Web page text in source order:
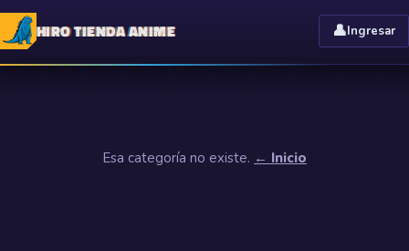
HIRO TIENDA ANIME 👤Ingresar
Esa categoría no existe. ← Inicio